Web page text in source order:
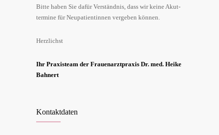
Bit­te haben Sie dafür Ver­ständ­nis, dass wir kei­ne Akut­
ter­mi­ne für Neu­pa­ti­en­tin­nen ver­ge­ben kön­nen.
Herz­lichst
Ihr Pra­xis­team der Frau­en­arzt­pra­xis Dr. med. Hei­ke
Bahnert
Kon­takt­da­ten